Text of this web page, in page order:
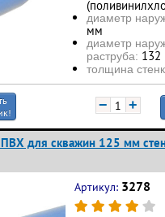
диаметр
мм
диаметр
раструба:
толщина
− +
ПВХ для скважин 125 мм
Артикул: 3278